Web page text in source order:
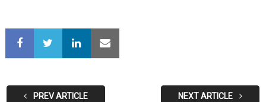
PREV ARTICLE NEXT ARTICLE